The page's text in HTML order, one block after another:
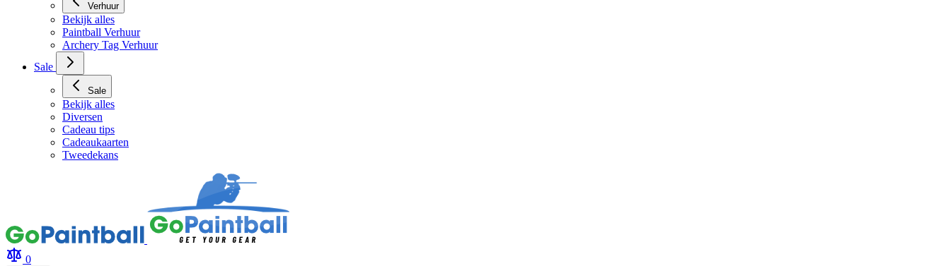
Verhuur
Bekijk alles
Paintball Verhuur
Archery Tag Verhuur
Sale
Sale
Bekijk alles
Diversen
Cadeau tips
Cadeaukaarten
Tweedekans
0